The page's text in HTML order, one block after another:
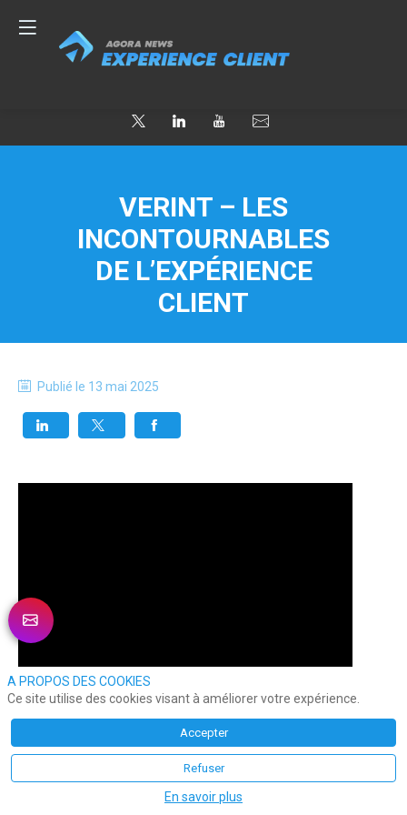
VERINT – LES
INCONTOURNABLES
DE L’EXPÉRIENCE
CLIENT
Publié le 13 mai 2025
A PROPOS DES COOKIES
Ce site utilise des cookies visant à améliorer votre expérience.
Accepter
Refuser
En savoir plus